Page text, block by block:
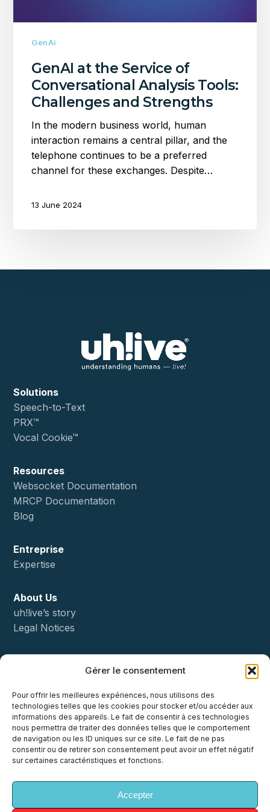
Gérer le consentement
Pour offrir les meilleures expériences, nous utilisons des
technologies telles que les cookies pour stocker et/ou accéder aux
informations des appareils. Le fait de consentir à ces technologies
nous permettra de traiter des données telles que le comportement
de navigation ou les ID uniques sur ce site. Le fait de ne pas
consentir ou de retirer son consentement peut avoir un effet négatif
sur certaines caractéristiques et fonctions.
Accepter
Strengths
GenAi
GenAI at the Service of
Conversational Analysis Tools:
Challenges and Strengths
In the modern business world, human
interaction remains a central pillar, and the
telephone continues to be a preferred
channel for these exchanges. Despite…
13 June 2024
Solutions
Speech-to-Text
PRX™
Vocal Cookie™
Resources
Websocket Documentation
MRCP Documentation
Blog
Entreprise
Expertise
About Us
uh!live’s story
Legal Notices
Contact
x-
facebook linkedin youtube instagram